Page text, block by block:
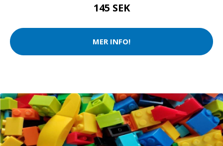
145 SEK
MER INFO!